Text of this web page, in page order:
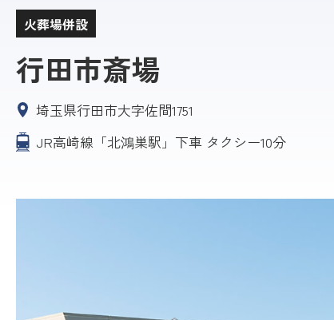
火葬場併設
行田市斎場
埼玉県行田市大字佐間1751
JR高崎線「北鴻巣駅」下車 タクシー10分